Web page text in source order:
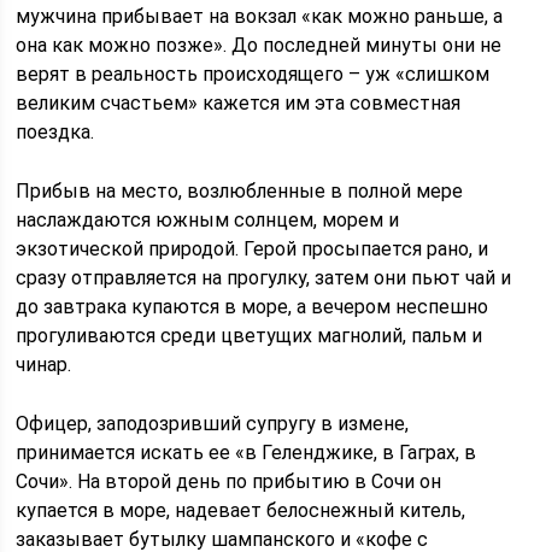
мужчина прибывает на вокзал «как можно раньше, а
она как можно позже». До последней минуты они не
верят в реальность происходящего – уж «слишком
великим счастьем» кажется им эта совместная
поездка.
Прибыв на место, возлюбленные в полной мере
наслаждаются южным солнцем, морем и
экзотической природой. Герой просыпается рано, и
сразу отправляется на прогулку, затем они пьют чай и
до завтрака купаются в море, а вечером неспешно
прогуливаются среди цветущих магнолий, пальм и
чинар.
Офицер, заподозривший супругу в измене,
принимается искать ее «в Геленджике, в Гаграх, в
Сочи». На второй день по прибытию в Сочи он
купается в море, надевает белоснежный китель,
заказывает бутылку шампанского и «кофе с